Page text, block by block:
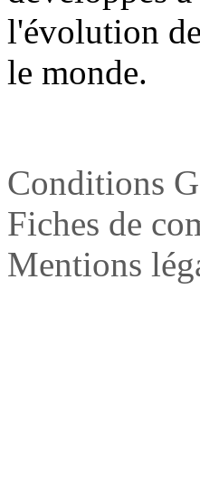
l'évolution
le monde.
Conditions
Fiches de
Mentions